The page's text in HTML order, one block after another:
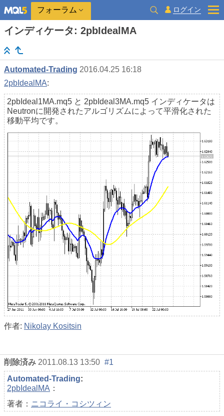
フォーラム ログイン
インディケータ: 2pbIdealMA
Automated-Trading 2016.04.25 16:18
2pbIdealMA:
2pbIdeal1MA.mq5 と 2pbIdeal3MA.mq5 インディケータは
Neutronに開発されたアルゴリズムによって平滑化された
移動平均です。
作者: Nikolay Kositsin
削除済み 2011.08.13 13:50 #1
Automated-Trading:
2pbIdealMA ：
著者： ニコライ・コシツィン